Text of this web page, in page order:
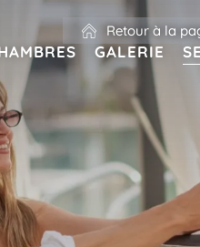
Retour à la
GALERIE
HÔTELS ET
Familles Adultes